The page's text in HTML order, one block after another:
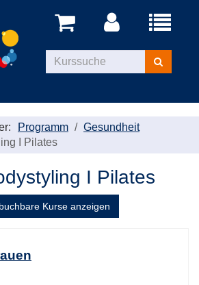
Menü
Kurse
suchen
Programm
Gesundheit
I Pilates
I Pilates
Kurse anzeigen